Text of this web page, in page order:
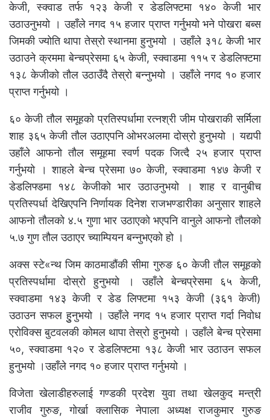
केजी, स्क्वाड तर्फ १२३ केजी र डेडलिफ्टमा १४० केजी भार
उठाउनुभयो । उहाँले नगद १५ हजार प्राप्त गर्नुभयो भने पोखरा बब्स
जिमकी ज्योति थापा तेस्रो स्थानमा हुनुभयो । उहाँले ३१८ केजी भार
उठाउने क्रममा बेन्चप्रेसमा ६५ केजी, स्क्वाडमा ११५ र डेडलिफ्टमा
१३८ केजीको तौल उठाउँदै तेस्रो बन्नुभयो । उहाँले नगद १० हजार
प्राप्त गर्नुभयो ।
६० केजी तौल समूहको प्रतिस्पर्धामा रत्नश्री जीम पोखराकी सर्मिला
शाह ३६५ केजी तौल उठाएपनि ओभरअलमा दोस्रो हुनुभयो । यद्यपी
उहाँले आफनो तौल समूहमा स्वर्ण पदक जित्दै २५ हजार प्राप्त
गर्नुभयो । शाहले बेन्च प्रेसमा ७० केजी, स्क्वाडमा १४७ केजी र
डेडलिफ्डमा १४८ केजीको भार उठाउनुभयो । शाह र वानुबीच
प्रतिस्पर्धा देखिएपनि निर्णायक दिनेश राजभण्डारीका अनुसार शाहले
आफनो तौलको ४.५ गुणा भार उठाएको भएपनि वानुले आफनो तौलको
५.७ गुण तौल उठाएर च्याम्पियन बन्नुभएको हो ।
अक्स स्टे«न्थ जिम काठमाडौंकी सीमा गुरुङ ६० केजी तौल समूहको
प्रतिस्पर्धामा दोस्रो हुनुभयो । उहाँले बेन्चप्रेसमा ६५ केजी,
स्क्वाडमा १४३ केजी र डेड लिफ्टमा १५३ केजी (३६१ केजी)
उठाउन सफल हुुनुभयो । उहाँले नगद १५ हजार प्राप्त गर्दा निवोध
एरोविक्स बुटवलकी कोमल थापा तेस्रो हुनुभयो । उहाँले बेन्च प्रेसमा
५०, स्क्वाडमा १२० र डेडलिफ्टमा १३८ केजी भार उठाउन सफल
हुनुभयो ।उहाँले नगद १० हजार प्राप्त गर्नुभयो ।
विजेता खेलाडीहरुलाई गण्डकी प्रदेश युवा तथा खेलकुद मन्त्री
राजीव गुरुङ, गोर्खा क्लासिक नेपाला अध्यक्ष राजकुमार गुरुङ